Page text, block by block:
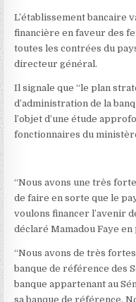
L’établissement bancaire
financière en faveur des
toutes les contrées du
directeur général.
Il signale que “le plan
d’administration de la
l’objet d’une étude
fonctionnaires du
“Nous avons une très
de faire en sorte que le
voulons financer l’avenir
déclaré Mamadou Faye
“Nous avons de très
banque de référence des
banque appartenant au
sa banque de référence.